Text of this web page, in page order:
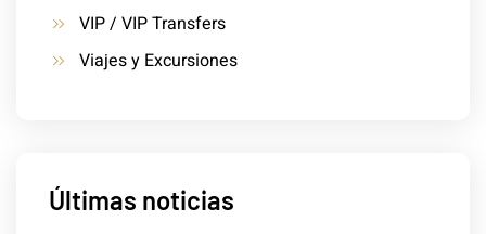
VIP / VIP Transfers
Viajes y Excursiones
Últimas noticias